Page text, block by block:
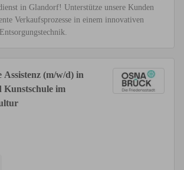
in Glandorf! Unterstütze unsere Kunden
Verkaufsprozesse in einem innovativen
Assistenz (m/w/d) in
im